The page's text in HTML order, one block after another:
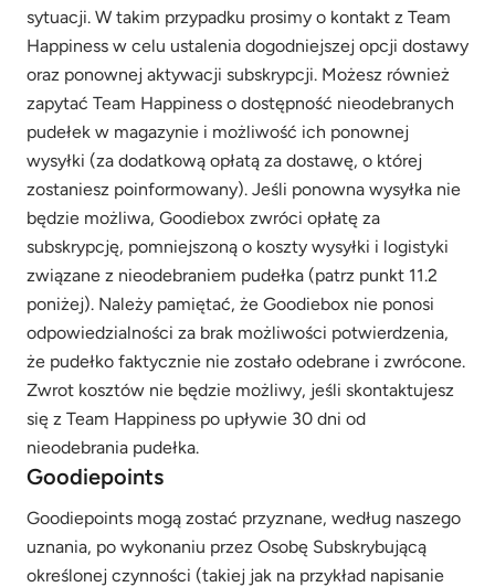
sytuacji. W takim przypadku prosimy o kontakt z Team
Happiness w celu ustalenia dogodniejszej opcji dostawy
oraz ponownej aktywacji subskrypcji. Możesz również
zapytać Team Happiness o dostępność nieodebranych
pudełek w magazynie i możliwość ich ponownej
wysyłki (za dodatkową opłatą za dostawę, o której
zostaniesz poinformowany). Jeśli ponowna wysyłka nie
będzie możliwa, Goodiebox zwróci opłatę za
subskrypcję, pomniejszoną o koszty wysyłki i logistyki
związane z nieodebraniem pudełka (patrz punkt 11.2
poniżej). Należy pamiętać, że Goodiebox nie ponosi
odpowiedzialności za brak możliwości potwierdzenia,
że pudełko faktycznie nie zostało odebrane i zwrócone.
Zwrot kosztów nie będzie możliwy, jeśli skontaktujesz
się z Team Happiness po upływie 30 dni od
nieodebrania pudełka.
Goodiepoints
Goodiepoints mogą zostać przyznane, według naszego
uznania, po wykonaniu przez Osobę Subskrybującą
określonej czynności (takiej jak na przykład napisanie